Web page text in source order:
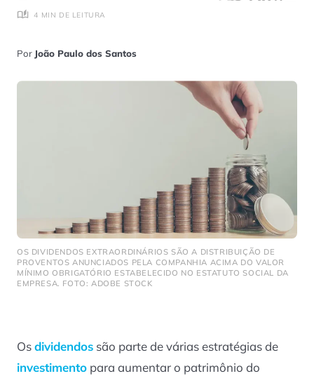
4 MIN DE LEITURA
Por João Paulo dos Santos
OS DIVIDENDOS EXTRAORDINÁRIOS SÃO A DISTRIBUIÇÃO DE
PROVENTOS ANUNCIADOS PELA COMPANHIA ACIMA DO VALOR
MÍNIMO OBRIGATÓRIO ESTABELECIDO NO ESTATUTO SOCIAL DA
EMPRESA. FOTO: ADOBE STOCK
Osdividendos são parte de várias estratégias de
investimento para aumentar o patrimônio do